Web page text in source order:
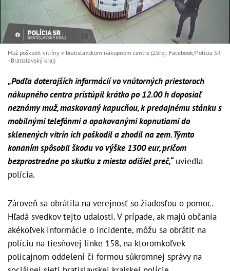
Muž poškodil vitríny v bratislavskom nákupnom centre (Zdroj: Facebook/Polícia SR
- Bratislavský kraj)
„Podľa doterajších informácií vo vnútorných priestoroch
nákupného centra pristúpil krátko po 12.00 h doposiaľ
neznámy muž, maskovaný kapucňou, k predajnému stánku s
mobilnými telefónmi a opakovanými kopnutiami do
sklenených vitrín ich poškodil a zhodil na zem. Týmto
konaním spôsobil škodu vo výške 1300 eur, pričom
bezprostredne po skutku z miesta odišiel preč,“uviedla
polícia.
Zároveň sa obrátila na verejnosť so žiadosťou o pomoc.
Hľadá svedkov tejto udalosti. V prípade, ak majú občania
akékoľvek informácie o incidente, môžu sa obrátiť na
políciu na tiesňovej linke 158, na ktoromkoľvek
policajnom oddelení či formou súkromnej správy na